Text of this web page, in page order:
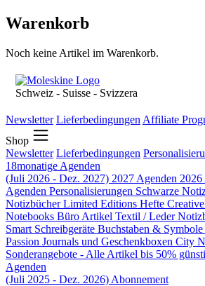
Warenkorb
Noch keine Artikel im Warenkorb.
Schweiz - Suisse - Svizzera
Newsletter Lieferbedingungen Affiliate
Shop
Newsletter Lieferbedingungen
18monatige Agenden
(Juli 2026 - Dez. 2027) 2027 Agenden 2026
Agenden Personalisierungen Schwarze
NotizbücherLimited Editions Hefte
Notebooks Büro Artikel Textil / Leder
Smart Schreibgeräte Buchstaben & Symbole
Passion Journals und Geschenkboxen City
Sonderangebote - Alle Artikel bis 50%
Agenden
(Juli 2025 - Dez. 2026) Abonnement